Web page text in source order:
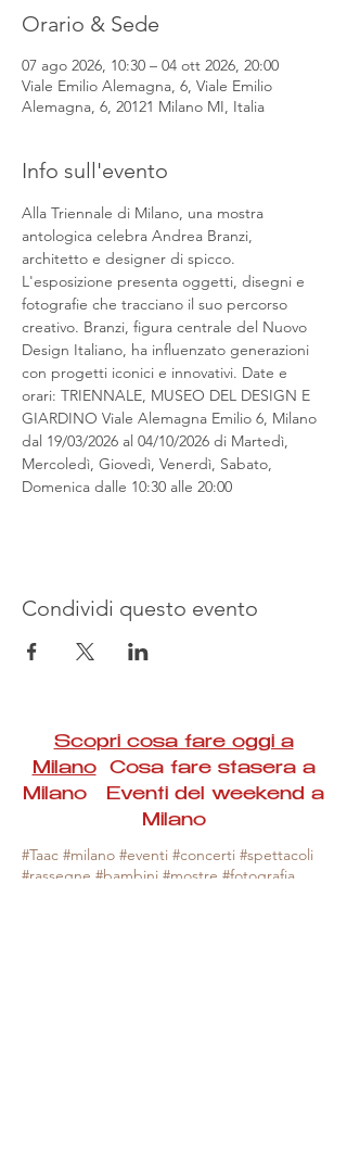
Orario & Sede
07 ago 2026, 10:30 – 04 ott 2026, 20:00
Viale Emilio Alemagna, 6, Viale Emilio
Alemagna, 6, 20121 Milano MI, Italia
Info sull'evento
Alla Triennale di Milano, una mostra
antologica celebra Andrea Branzi,
architetto e designer di spicco.
L'esposizione presenta oggetti, disegni e
fotografie che tracciano il suo percorso
creativo. Branzi, figura centrale del Nuovo
Design Italiano, ha influenzato generazioni
con progetti iconici e innovativi. Date e
orari: TRIENNALE, MUSEO DEL DESIGN E
GIARDINO Viale Alemagna Emilio 6, Milano
dal 19/03/2026 al 04/10/2026 di Martedì,
Mercoledì, Giovedì, Venerdì, Sabato,
Domenica dalle 10:30 alle 20:00
Condividi questo evento
Scopri cosa fare oggi a
MilanoCosa fare stasera a
Milano Eventi del weekend a
Milano
#Taac #milano #eventi #concerti #spettacoli
#rassegne #bambini #mostre #fotografia